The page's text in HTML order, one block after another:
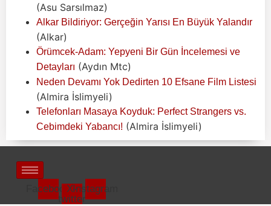
(Asu Sarsılmaz)
Alkar Bildiriyor: Gerçeğin Yarısı En Büyük Yalandır
(Alkar)
Örümcek-Adam: Yepyeni Bir Gün İncelemesi ve
Detayları (Aydın Mtc)
Neden Devamı Yok Dedirten 10 Efsane Film Listesi
(Almira İslimyeli)
Telefonları Masaya Koyduk: Perfect Strangers vs.
Cebimdeki Yabancı! (Almira İslimyeli)
FacebookX-
twitter
Instagram